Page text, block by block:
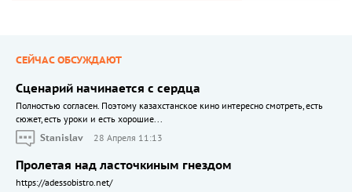
СЕЙЧАС ОБСУЖДАЮТ
Сценарий начинается с сердца
Полностью согласен. Поэтому казахстанское кино интересно смотреть, есть
сюжет, есть уроки и есть хорошие...
Stanislav
28 Апреля 11:13
Пролетая над ласточкиным гнездом
https://adessobistro.net/